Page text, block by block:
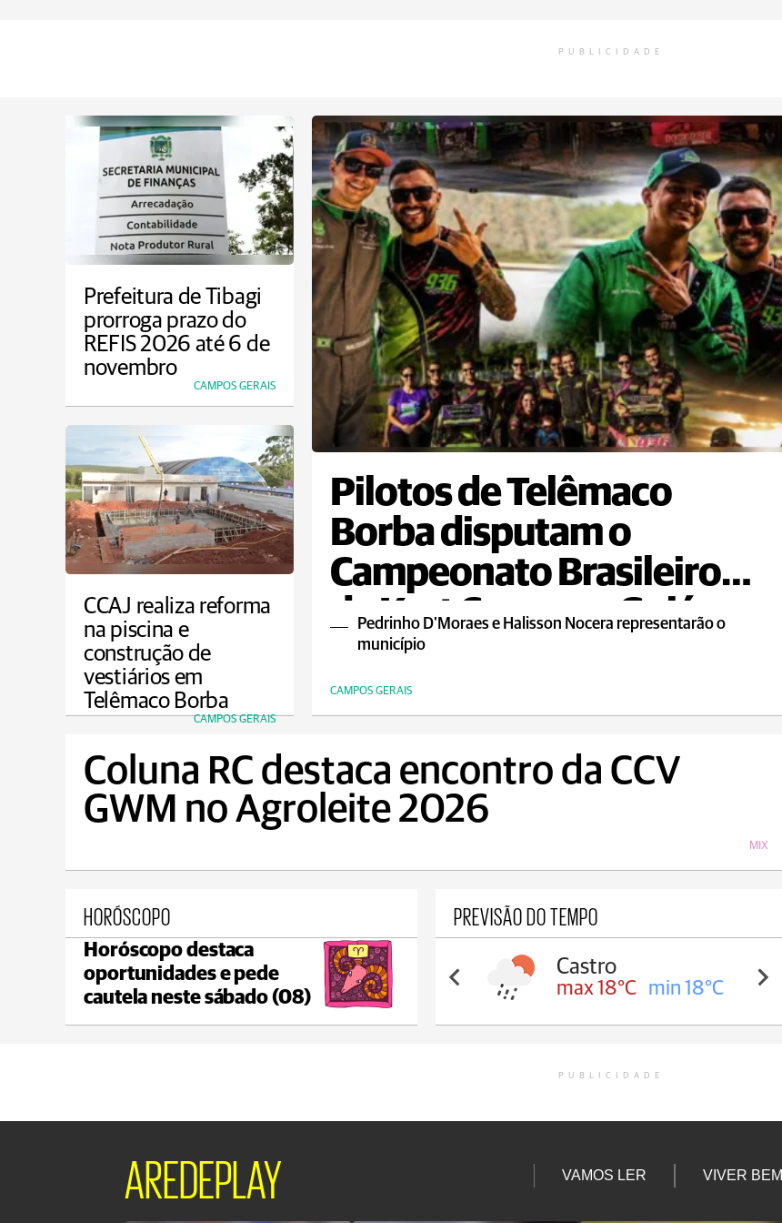
PUBLICIDADE
Prefeitura de Tibagi
prorroga prazo do
REFIS 2026 até 6 de
novembro
CAMPOS GERAIS
Pilotos de Telêmaco
Borba disputam o
Campeonato Brasileiro
de Kart Cross em Goiás
Pedrinho D'Moraes e Halisson Nocera representarão o
município
CAMPOS GERAIS
CCAJ realiza reforma
na piscina e
construção de
vestiários em
Telêmaco Borba
CAMPOS GERAIS
Coluna RC destaca encontro da CCV
GWM no Agroleite 2026
MIX
HORÓSCOPO
Horóscopo destaca
oportunidades e pede
cautela neste sábado (08)
PREVISÃO DO TEMPO
Ponta Grossa
max 17°C min 17°C
Castro
max 18°C min 18°C
PUBLICIDADE
AREDEPLAY VAMOS LER VIVER BEM